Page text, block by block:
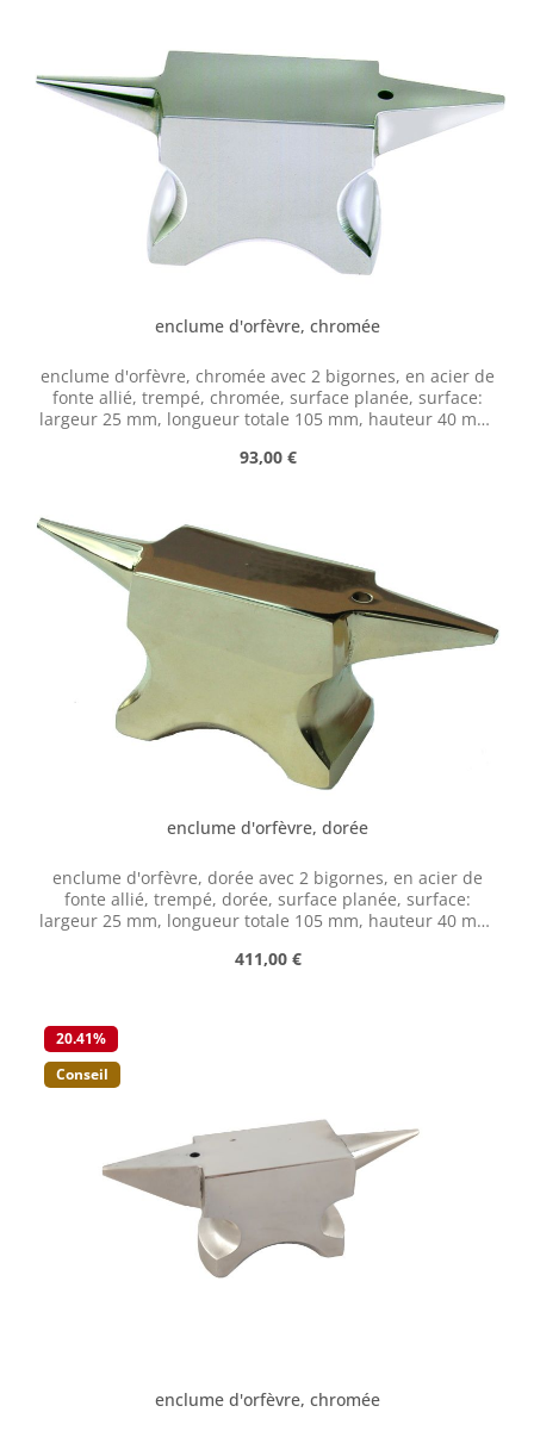
enclume d'orfèvre, chromée
enclume d'orfèvre, chromée avec 2 bigornes, en acier de
fonte allié, trempé, chromée, surface planée, surface:
largeur 25 mm, longueur totale 105 mm, hauteur 40 mm,
Prix régulier :
93,00 €
enclume d'orfèvre, dorée
enclume d'orfèvre, dorée avec 2 bigornes, en acier de
fonte allié, trempé, dorée, surface planée, surface:
largeur 25 mm, longueur totale 105 mm, hauteur 40 mm,
Prix régulier :
411,00 €
20.41%
Conseil
enclume d'orfèvre, chromée